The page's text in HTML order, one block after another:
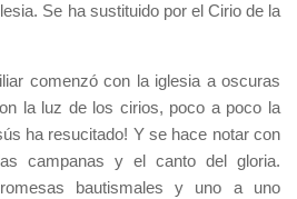
Se ha sustituido por el Cirio de la
comenzó con la iglesia a oscuras
la luz de los cirios, poco a poco la
ha resucitado! Y se hace notar con
campanas y el canto del gloria.
bautismales y uno a uno